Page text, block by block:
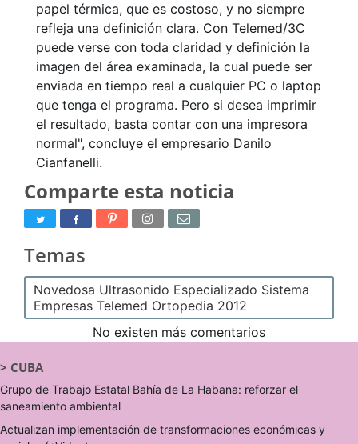
papel térmica, que es costoso, y no siempre
refleja una definición clara. Con Telemed/3C
puede verse con toda claridad y definición la
imagen del área examinada, la cual puede ser
enviada en tiempo real a cualquier PC o laptop
que tenga el programa. Pero si desea imprimir
el resultado, basta contar con una impresora
normal", concluye el empresario Danilo
Cianfanelli.
Comparte esta noticia
Temas
Novedosa Ultrasonido Especializado Sistema
Empresas Telemed Ortopedia 2012
No existen más comentarios
> CUBA
Grupo de Trabajo Estatal Bahía de La Habana: reforzar el
saneamiento ambiental
Actualizan implementación de transformaciones económicas y